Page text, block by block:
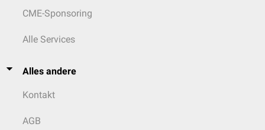
CME-Sponsoring
Alle Services
Alles andere
Kontakt
AGB